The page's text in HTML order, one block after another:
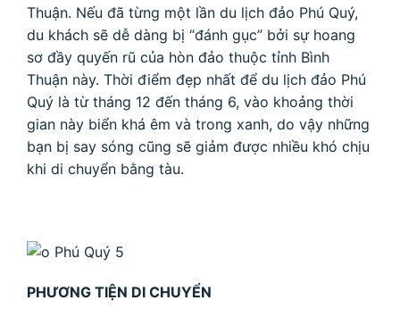
Thuận. Nếu đã từng một lần du lịch đảo Phú Quý,
du khách sẽ dễ dàng bị “đánh gục” bởi sự hoang
sơ đầy quyến rũ của hòn đảo thuộc tỉnh Bình
Thuận này. Thời điểm đẹp nhất để du lịch đảo Phú
Quý là từ tháng 12 đến tháng 6, vào khoảng thời
gian này biển khá êm và trong xanh, do vậy những
bạn bị say sóng cũng sẽ giảm được nhiều khó chịu
khi di chuyển bằng tàu.
PHƯƠNG TIỆN DI CHUYỂN